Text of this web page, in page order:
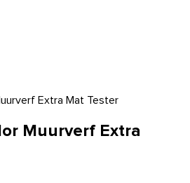
Extra Mat Tester
Muurverf Extra